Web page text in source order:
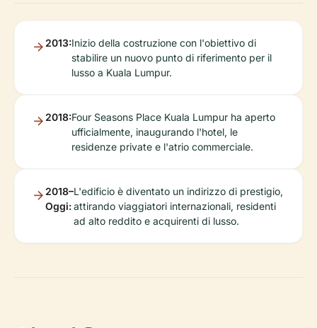
2013:Inizio della costruzione con l'obiettivo di
stabilire un nuovo punto di riferimento per il
lusso a Kuala Lumpur.
2018:Four Seasons Place Kuala Lumpur ha aperto
ufficialmente, inaugurando l'hotel, le
residenze private e l'atrio commerciale.
2018–
Oggi:
L'edificio è diventato un indirizzo di prestigio,
attirando viaggiatori internazionali, residenti
ad alto reddito e acquirenti di lusso.